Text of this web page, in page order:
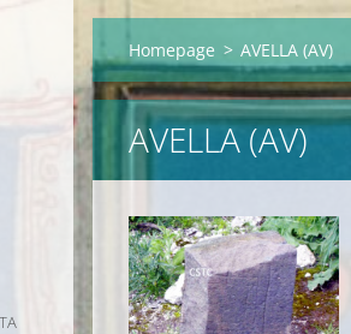
Homepage > AVELLA (AV)
AVELLA (AV)